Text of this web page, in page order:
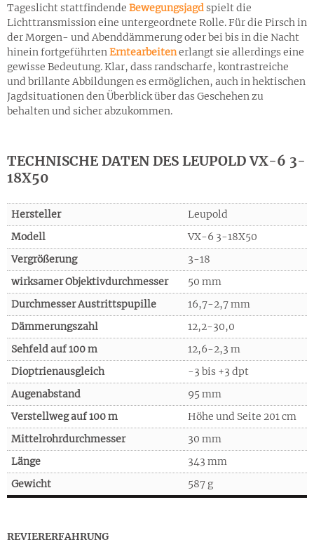
Tageslicht stattfindende Bewegungsjagdspielt die
Lichttransmission eine untergeordnete Rolle. Für die Pirsch in
der Morgen- und Abenddämmerung oder bei bis in die Nacht
hinein fortgeführtenErntearbeitenerlangt sie allerdings eine
gewisse Bedeutung. Klar, dass randscharfe, kontrastreiche
und brillante Abbildungen es ermöglichen, auch in hektischen
Jagdsituationen den Überblick über das Geschehen zu
behalten und sicher abzukommen.
TECHNISCHE DATEN DES LEUPOLD VX-6 3-
18X50
Hersteller
Leupold
Modell
VX-6 3-18X50
Vergrößerung
3-18
wirksamer Objektivdurchmesser
50 mm
Durchmesser Austrittspupille
16,7-2,7 mm
Dämmerungszahl
12,2-30,0
Sehfeld auf 100 m
12,6-2,3 m
Dioptrienausgleich
-3 bis +3 dpt
Augenabstand
95 mm
Verstellweg auf 100 m
Höhe und Seite 201 cm
Mittelrohrdurchmesser
30 mm
Länge
343 mm
Gewicht
587 g
REVIERERFAHRUNG